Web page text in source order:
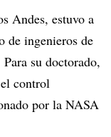
Andes, estuvo a
de ingenieros de
su doctorado,
control
por la NASA